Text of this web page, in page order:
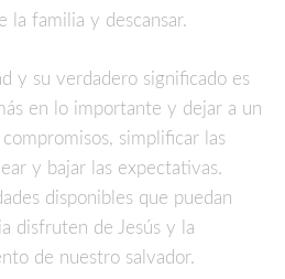
la familia y descansar.
y su verdadero significado es
en lo importante y dejar a un
simplificar las
y bajar las expectativas.
disponibles que puedan
disfruten de Jesús y la
de nuestro salvador.